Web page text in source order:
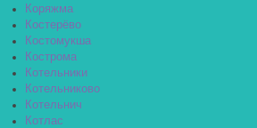
Коряжма
Костерёво
Костомукша
Кострома
Котельники
Котельниково
Котельнич
Котлас